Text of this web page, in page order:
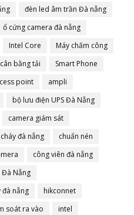
đèn led âm trần Đà nẵng
ổ cứng camera đà nẵng
Intel Core
Máy chấm công
bằng tải
Smart Phone
point
ampli
bộ lưu điện UPS Đà Nẵng
camera giám sát
đà nẵng
chuẩn nén
công viên đà nẵng
Đà Nẵng
nẵng
hikconnet
soát ra vào
intel